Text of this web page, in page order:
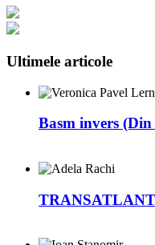
Ultimele articole
Basm invers